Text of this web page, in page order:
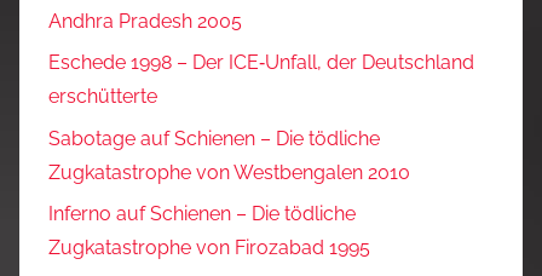
Andhra Pradesh 2005
Eschede 1998 – Der ICE‑Unfall, der Deutschland
erschütterte
Sabotage auf Schienen – Die tödliche
Zugkatastrophe von Westbengalen 2010
Inferno auf Schienen – Die tödliche
Zugkatastrophe von Firozabad 1995